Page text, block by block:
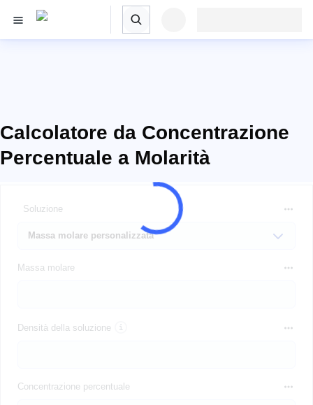
Calcolatore da Concentrazione
Percentuale a Molarità
Soluzione
Massa molare
Densità della soluzione
Concentrazione percentuale